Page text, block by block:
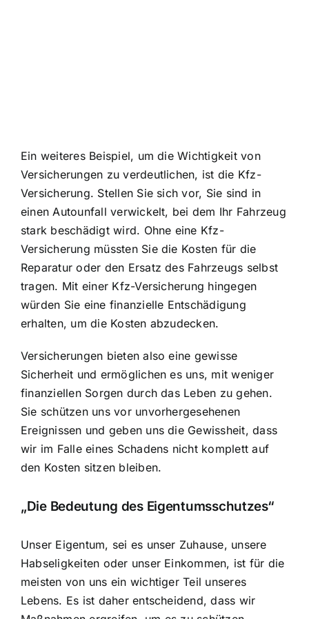
Ein weiteres Beispiel, um die Wichtigkeit von
Versicherungen zu verdeutlichen, ist die Kfz-
Versicherung. Stellen Sie sich vor, Sie sind in
einen Autounfall verwickelt, bei dem Ihr Fahrzeug
stark beschädigt wird. Ohne eine Kfz-
Versicherung müssten Sie die Kosten für die
Reparatur oder den Ersatz des Fahrzeugs selbst
tragen. Mit einer Kfz-Versicherung hingegen
würden Sie eine finanzielle Entschädigung
erhalten, um die Kosten abzudecken.
Versicherungen bieten also eine gewisse
Sicherheit und ermöglichen es uns, mit weniger
finanziellen Sorgen durch das Leben zu gehen.
Sie schützen uns vor unvorhergesehenen
Ereignissen und geben uns die Gewissheit, dass
wir im Falle eines Schadens nicht komplett auf
den Kosten sitzen bleiben.
„Die Bedeutung des Eigentumsschutzes“
Unser Eigentum, sei es unser Zuhause, unsere
Habseligkeiten oder unser Einkommen, ist für die
meisten von uns ein wichtiger Teil unseres
Lebens. Es ist daher entscheidend, dass wir